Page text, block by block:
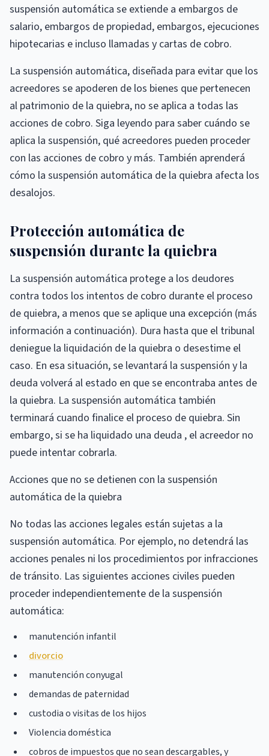
suspensión automática se extiende a embargos de
salario, embargos de propiedad, embargos, ejecuciones
hipotecarias e incluso llamadas y cartas de cobro.
La suspensión automática, diseñada para evitar que los
acreedores se apoderen de los bienes que pertenecen
al patrimonio de la quiebra, no se aplica a todas las
acciones de cobro. Siga leyendo para saber cuándo se
aplica la suspensión, qué acreedores pueden proceder
con las acciones de cobro y más. También aprenderá
cómo la suspensión automática de la quiebra afecta los
desalojos.
Protección automática de
suspensión durante la quiebra
La suspensión automática protege a los deudores
contra todos los intentos de cobro durante el proceso
de quiebra, a menos que se aplique una excepción (más
información a continuación). Dura hasta que el tribunal
deniegue la liquidación de la quiebra o desestime el
caso. En esa situación, se levantará la suspensión y la
deuda volverá al estado en que se encontraba antes de
la quiebra. La suspensión automática también
terminará cuando finalice el proceso de quiebra. Sin
embargo, si se ha liquidado una deuda , el acreedor no
puede intentar cobrarla.
Acciones que no se detienen con la suspensión
automática de la quiebra
No todas las acciones legales están sujetas a la
suspensión automática. Por ejemplo, no detendrá las
acciones penales ni los procedimientos por infracciones
de tránsito. Las siguientes acciones civiles pueden
proceder independientemente de la suspensión
automática:
manutención infantil
divorcio
manutención conyugal
demandas de paternidad
custodia o visitas de los hijos
Violencia doméstica
cobros de impuestos que no sean descargables, y